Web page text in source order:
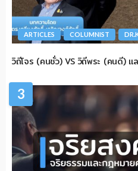
ARTICLES COLUMNIST
วิถีโจร (คนชั่ว) VS วิถีพระ (คนดี) แ
3